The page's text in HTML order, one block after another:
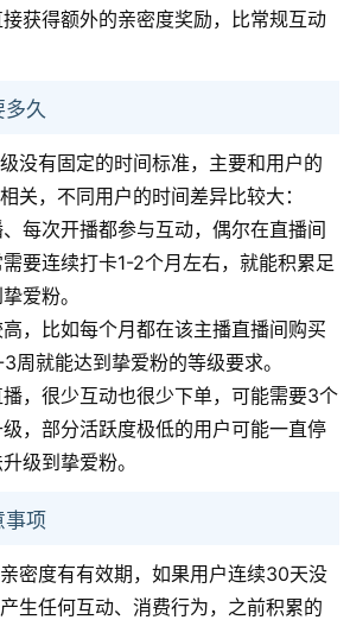
获得额外的亲密度奖励，比常规互动
久
没有固定的时间标准，主要和用户的
关，不同用户的时间差异比较大：
每次开播都参与互动，偶尔在直播间
要连续打卡1-2个月左右，就能积累足
爱粉。
，比如每个月都在该主播直播间购买
周就能达到挚爱粉的等级要求。
，很少互动也很少下单，可能需要3个
，部分活跃度极低的用户可能一直停
级到挚爱粉。
事项
密度有有效期，如果用户连续30天没
生任何互动、消费行为，之前积累的